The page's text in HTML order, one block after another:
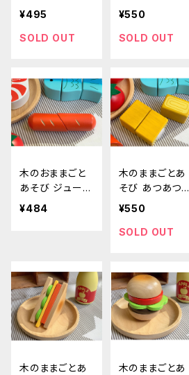
¥495
SOLD OUT
かな
¥550
SOLD OUT
木のおままごと
あそび ジューシ
ーソーセージ
¥484
木のままごとあ
そび あつあつ卵
焼き
¥550
SOLD OUT
木のままごとあ
木のままごとあ